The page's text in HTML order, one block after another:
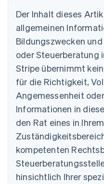
Der Inhalt dieses
allgemeinen
Bildungszwecken
oder Steuerberatung
Stripe übernimmt
für die Richtigkeit,
Angemessenheit
Informationen in
den Rat eines in
kompetenten
hinsichtlich Ihrer
English
Belgien
Nederlands Français Deutsch
Brasilien
PortuguêsEnglish
Bulgarien
Dänemark
English
Deutschland
Deutsch English
Estland
English
Festlandchina
简体中文 English
Finnland
EnglishSvenska